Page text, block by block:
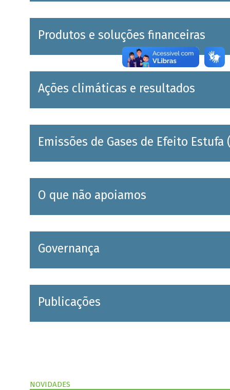
Produtos e soluções financeiras
Ações climáticas e resultados
Emissões de Gases de Efeito Estufa
O que não apoiamos
Governança
Publicações
NOVIDADES